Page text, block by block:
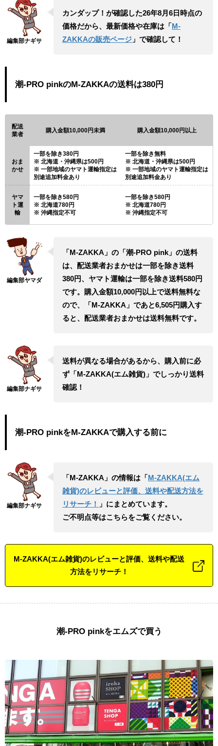
カンダップ！が確認した26年8月6日時点の
価格だから、最新価格や在庫は「M-
ZAKKAの販売ページ」で確認して！
潮-PRO pinkのM-ZAKKAの送料は380円
配送
業者
購入金額10,000円未満 購入金額10,000円以上
おま
かせ
一部を除き380円
北海道・沖縄県は500円
一部地域のヤマト運輸指定は
別途追加料金あり
一部を除き無料
北海道・沖縄県は500円
一部地域のヤマト運輸指定は
別途追加料金あり
ヤマ
ト運
輸
一部を除き580円
北海道780円
沖縄指定不可
一部を除き580円
北海道780円
沖縄指定不可
「M-ZAKKA」の「潮-PRO pink」の送料
は、配送業者おまかせは一部を除き送料
380円、ヤマト運輸は一部を除き送料580円
です。購入金額10,000円以上で送料無料な
ので、「M-ZAKKA」であと6,505円購入す
ると、配送業者おまかせは送料無料です。
送料が異なる場合があるから、購入前に必
ず「M-ZAKKA(エム雑貨)」でしっかり送料
確認！
潮-PRO pinkをM-ZAKKAで購入する前に
「M-ZAKKA」の情報は「M-ZAKKA(エム
雑貨)のレビューと評価、送料や配送方法を
リサーチ！
」にまとめています。
ご不明点等はこちらをご覧ください。
M-ZAKKA(エム雑貨)のレビューと評価、送料や配送
方法をリサーチ！
潮-PRO pinkをエムズで買う